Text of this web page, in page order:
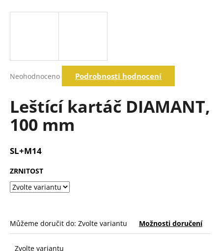
hodnocení
5
Neohodnoceno Podrobnosti hodnocení
Leštící kartáč DIAMANT,
100 mm
SL+M14
ZRNITOST
Můžeme doručit do: Zvolte variantu Možnosti doručení
Zvolte variantu
a
?
Hledat
o
o
r
u
j
e
m